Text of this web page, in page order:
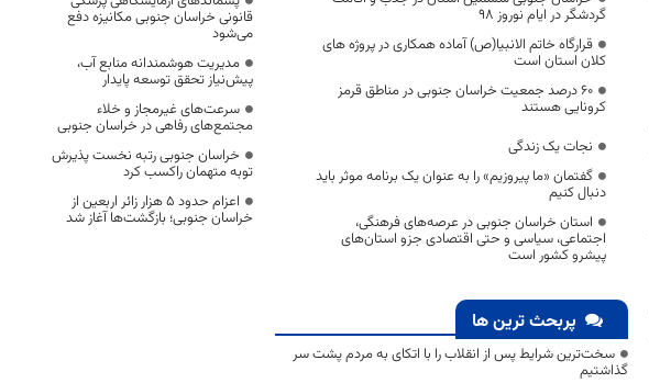
گردشگر در ایام نوروز 98
قرارگاه خاتم الانبیا(ص) آماده همکاری در پروژه های
کلان استان است
۶۰ درصد جمعیت خراسان جنوبی در مناطق قرمز
کرونایی هستند
نجات یک زندگی
گفتمان «ما پیروزیم» را به عنوان یک برنامه موثر باید
دنبال کنیم
استان خراسان جنوبی در عرصه‌های فرهنگی،
اجتماعی، سیاسی و حتی اقتصادی جزو استان‌های
پیشرو کشور است
پربحث ترین ها
سخت‌ترین شرایط پس از انقلاب را با اتکای به مردم پشت سر
گذاشتیم
قانونی خراسان جنوبی مکانیزه دفع
می‌شود
مدیریت هوشمندانه منابع آب،
پیش‌نیاز تحقق توسعه پایدار
سرعت‌های غیرمجاز و خلاء
مجتمع‌های رفاهی در خراسان جنوبی
خراسان جنوبی رتبه نخست پذیرش
توبه متهمان راکسب کرد
اعزام حدود 5 هزار زائر اربعین از
خراسان جنوبی؛ بازگشت‌ها آغاز شد